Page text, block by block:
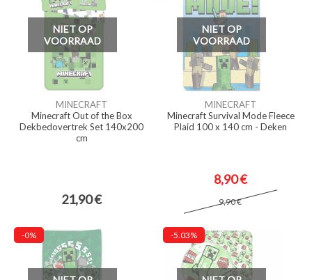
NIET OP
VOORRAAD
MINECRAFT
Minecraft Out of the Box
Dekbedovertrek Set 140x200
cm
21,90 €
NIET OP
VOORRAAD
MINECRAFT
Minecraft Survival Mode Fleece
Plaid 100 x 140 cm - Deken
8,90 €
9,90 €
-0% -5.03%